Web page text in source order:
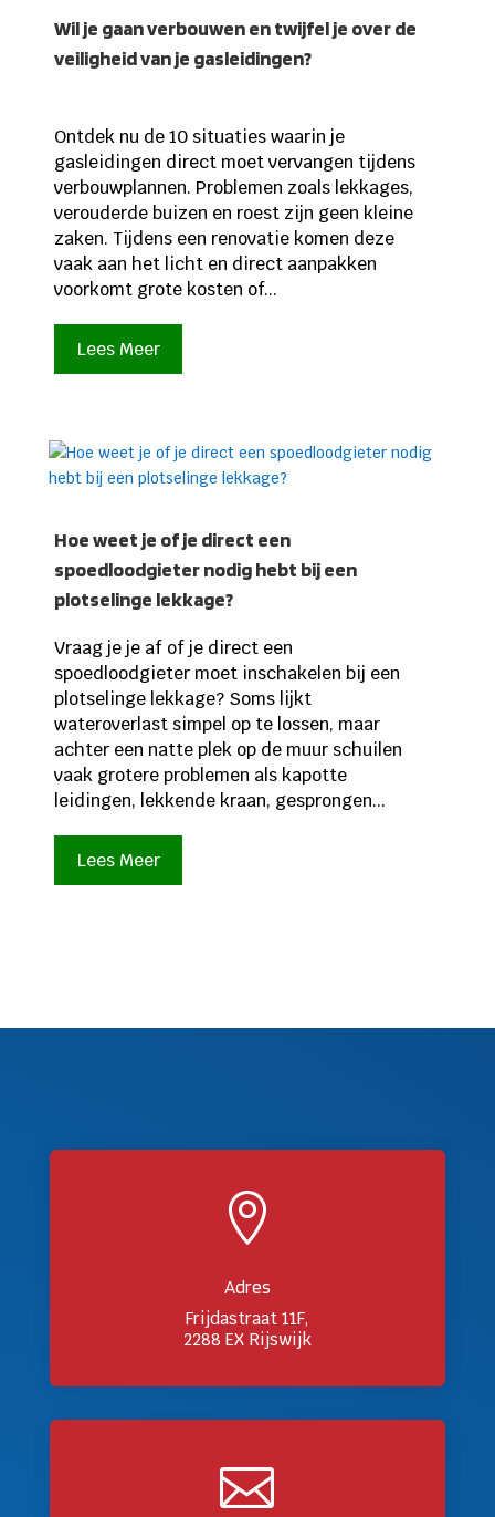
Wil je gaan verbouwen en twijfel je over de
veiligheid van je gasleidingen?
Ontdek nu de 10 situaties waarin je
gasleidingen direct moet vervangen tijdens
verbouwplannen. Problemen zoals lekkages,
verouderde buizen en roest zijn geen kleine
zaken. Tijdens een renovatie komen deze
vaak aan het licht en direct aanpakken
voorkomt grote kosten of...
Lees Meer
Hoe weet je of je direct een
spoedloodgieter nodig hebt bij een
plotselinge lekkage?
Vraag je je af of je direct een
spoedloodgieter moet inschakelen bij een
plotselinge lekkage? Soms lijkt
wateroverlast simpel op te lossen, maar
achter een natte plek op de muur schuilen
vaak grotere problemen als kapotte
leidingen, lekkende kraan, gesprongen...
Lees Meer

Adres
Frijdastraat 11F,
2288 EX Rijswijk
